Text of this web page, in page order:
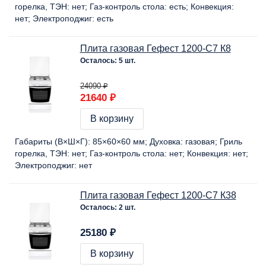
горелка, ТЭН: нет Газ-контроль стола: есть Конвекция:
нет Электроподжиг: есть
Плита газовая Гефест 1200-С7 К8
Осталось: 5 шт.
24090 ₽
21640 ₽
В корзину
Габариты (В×Ш×Г): 85×60×60 мм Духовка: газовая
Гриль
горелка, ТЭН: нет Газ-контроль стола: нет Конвекция: нет
Электроподжиг: нет
Плита газовая Гефест 1200-С7 К38
Осталось: 2 шт.
25180 ₽
В корзину